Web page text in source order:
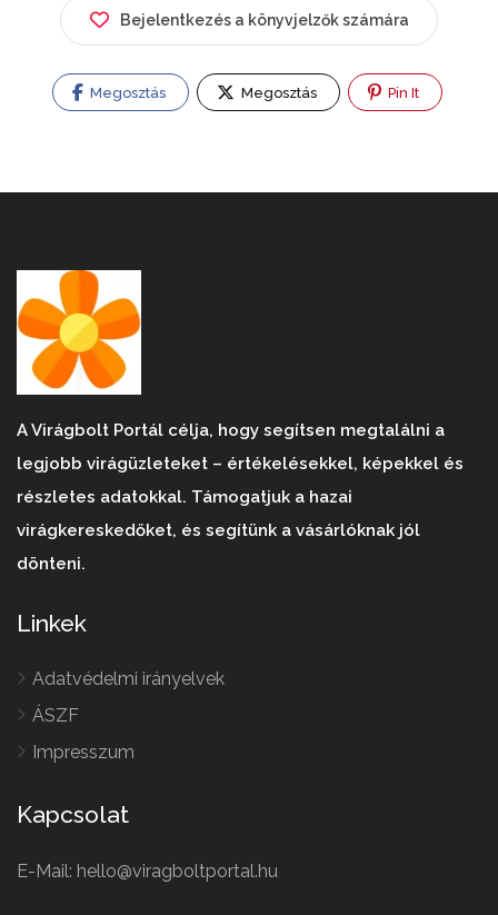
Bejelentkezés a könyvjelzők számára
Megosztás Megosztás Pin It
A Virágbolt Portál célja, hogy segítsen megtalálni a
legjobb virágüzleteket – értékelésekkel, képekkel és
részletes adatokkal. Támogatjuk a hazai
virágkereskedőket, és segítünk a vásárlóknak jól
dönteni.
Linkek
Adatvédelmi irányelvek
ÁSZF
Impresszum
Kapcsolat
E-Mail: hello@viragboltportal.hu